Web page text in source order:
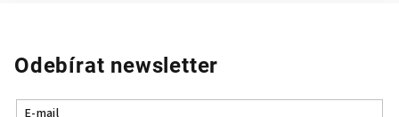
Odebírat newsletter
E-mail